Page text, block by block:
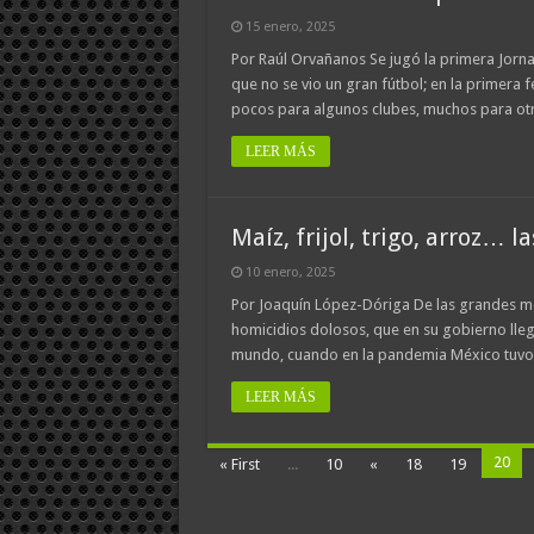
15 enero, 2025
Por Raúl Orvañanos Se jugó la primera
que no se vio un gran fútbol; en la primera
pocos para algunos clubes, muchos para
LEER MÁS
Maíz, frijol, trigo, arroz…
10 enero, 2025
Por Joaquín López-Dóriga De las grandes
homicidios dolosos, que en su gobierno
mundo, cuando en la pandemia México
LEER MÁS
« First ... 10 « 18 19 20